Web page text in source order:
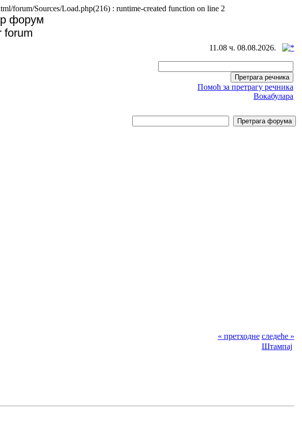
forum/Sources/Load.php(216) : runtime-created function on line 2
форум
forum
11.08 ч. 08.08.2026.
Помоћ за претрагу речника
Вокабулара
« претходне следеће »
Штампај